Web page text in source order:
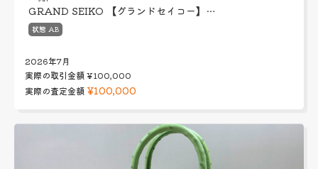
GRAND SEIKO 【グランドセイコー】…
状態 AB
2026年7月
実際の取引金額¥100,000
実際の査定金額 ¥100,000